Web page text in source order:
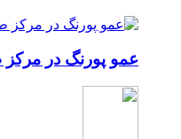
عمو پورنگ در